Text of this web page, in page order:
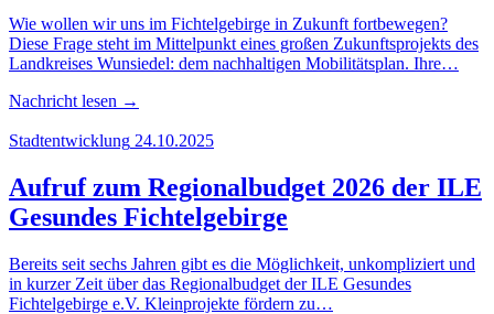
Wie wollen wir uns im Fichtelgebirge in Zukunft fortbewegen?
Diese Frage steht im Mittelpunkt eines großen Zukunftsprojekts des
Landkreises Wunsiedel: dem nachhaltigen Mobilitätsplan. Ihre…
Nachricht lesen →
Stadtentwicklung 24.10.2025
Auf­ruf zum Regio­nal­bud­get 2026 der ILE
Gesun­des Fichtelgebirge
Bereits seit sechs Jahren gibt es die Möglichkeit, unkompliziert und
in kurzer Zeit über das Regionalbudget der ILE Gesundes
Fichtelgebirge e.V. Kleinprojekte fördern zu…